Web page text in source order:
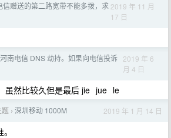
信赠送的第二路宽带不能多拨，求 2019 年 11 月
17 日
河南电信 DNS 劫持。如果向电信投诉 2019 年 6
月 4 日
虽然比较久但是最后 jie jue le
题 › 深圳移动 1000M 2019 年 1 月 14 日